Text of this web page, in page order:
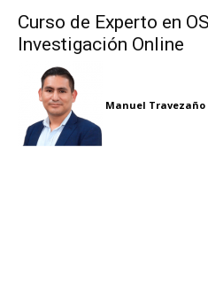
Curso de Experto en
Investigación Online
Manuel Travezaño